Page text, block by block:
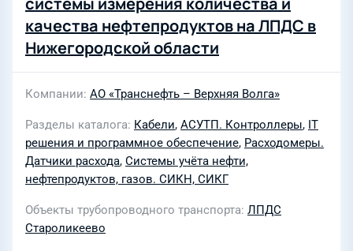
качества нефтепродуктов на ЛПДС в
Нижегородской области
Компании АО «Транснефть – Верхняя Волга»
Разделы каталога Кабели, АСУТП. Контроллеры, IT
решения и программное обеспечение, Расходомеры.
Датчики расхода, Системы учёта нефти,
нефтепродуктов, газов. СИКН, СИКГ
Объекты трубопроводного транспорта ЛПДС
Староликеево